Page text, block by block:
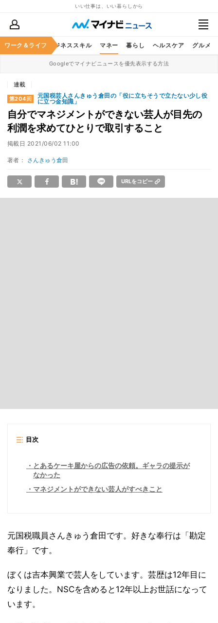
いい仕事は、いい暮らしから
ワーク＆ライフ
キャリア ビジネススキル マネー 暮らし ヘルスケア グルメ
Googleでマイナビニュースを優先表示する方法
連載
第204回
元国税芸人さんきゅう倉田の「役に立ちそうで立たない少し役
に立つ金知識」
自分でマネジメントができない芸人が目先の
利潤を求めてひとりで取引すること
掲載日 2021/06/02 11:00
著者： さんきゅう倉田
URLをコピー
目次
とあるケーキ屋からの広告の依頼。ギャラの提示が
なかった
マネジメントができない芸人がすべきこと
元国税職員さんきゅう倉田です。好きな奉行は「勘定
奉行」です。
ぼくは吉本興業で芸人をしています。芸歴は12年目に
なりました。NSCを含めると12年以上お世話になって
います。